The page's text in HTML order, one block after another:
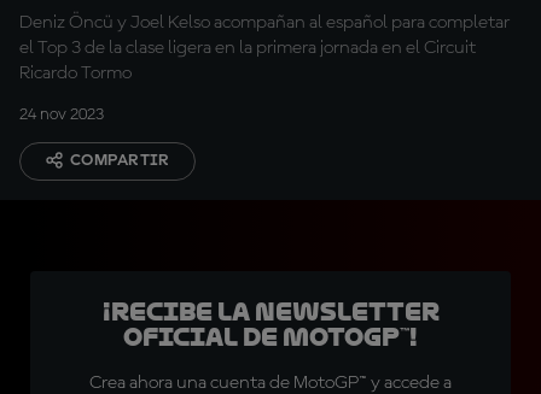
Deniz Öncü y Joel Kelso acompañan al español para completar
el Top 3 de la clase ligera en la primera jornada en el Circuit
Ricardo Tormo
24 nov 2023
COMPARTIR
¡Recibe la Newsletter
oficial de MotoGP™!
Crea ahora una cuenta de MotoGP™ y accede a